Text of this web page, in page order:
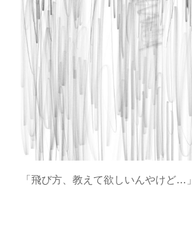
「飛び方、教えて欲しいんやけど…」